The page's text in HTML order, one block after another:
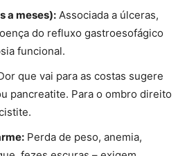
a meses): Associada a úlceras,
do refluxo gastroesofágico
funcional.
que vai para as costas sugere
pancreatite. Para o ombro direito
Perda de peso, anemia,